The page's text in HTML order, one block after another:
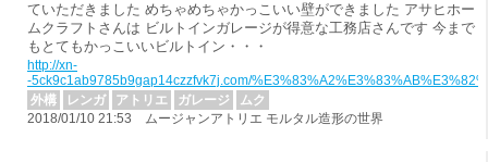
ていただきました めちゃめちゃかっこいい壁ができました アサヒホー
ムクラフトさんは ビルトインガレージが得意な工務店さんです 今まで
もとてもかっこいいビルトイン・・・
http://xn-
-5ck9c1ab9785b9gap14czzfvk7j.com/
外構
レンガ アトリエ ガレージ
ムク
2018/01/10 21:53 ムージャンアトリエ モルタル造形の世界